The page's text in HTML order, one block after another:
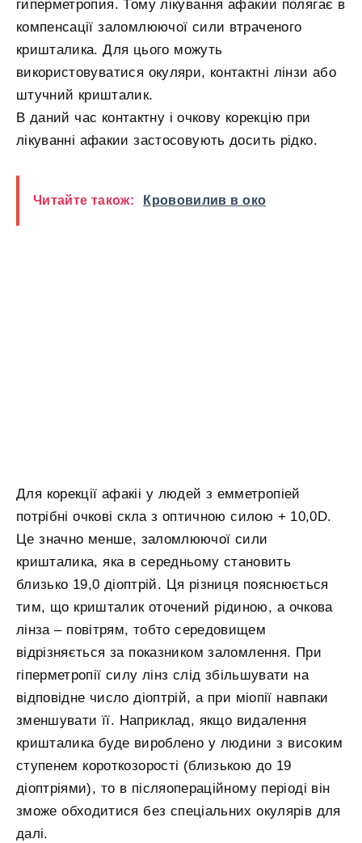
гиперметропия. Тому лікування афакии полягає в
компенсації заломлюючої сили втраченого
кришталика. Для цього можуть
використовуватися окуляри, контактні лінзи або
штучний кришталик.
В даний час контактну і очкову корекцію при
лікуванні афакии застосовують досить рідко.
Читайте також: Крововилив в око
Для корекції афакіі у людей з емметропіей
потрібні очкові скла з оптичною силою + 10,0D.
Це значно менше, заломлюючої сили
кришталика, яка в середньому становить
близько 19,0 діоптрій. Ця різниця пояснюється
тим, що кришталик оточений рідиною, а очкова
лінза – повітрям, тобто середовищем
відрізняється за показником заломлення. При
гіперметропії силу лінз слід збільшувати на
відповідне число діоптрій, а при міопії навпаки
зменшувати її. Наприклад, якщо видалення
кришталика буде вироблено у людини з високим
ступенем короткозорості (близькою до 19
діоптріями), то в післяопераційному періоді він
зможе обходитися без спеціальних окулярів для
далі.